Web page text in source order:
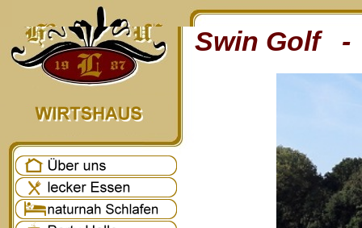
Swin Golf -